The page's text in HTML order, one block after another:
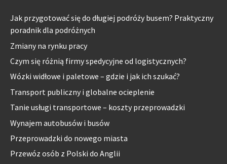
Jak przygotować się do długiej podróży busem? Praktyczny
poradnik dla podróżnych
Zmiany na rynku pracy
Czym się różnią firmy spedycyjne od logistycznych?
Wózki widłowe i paletowe – gdzie i jak ich szukać?
Transport publiczny i globalne ocieplenie
Tanie usługi transportowe – koszty przeprowadzki
Wynajem autobusów i busów
Przeprowadzki do nowego miasta
Przewóz osób z Polski do Anglii